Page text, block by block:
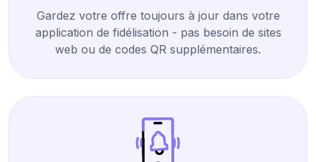
Gardez votre offre toujours à jour dans votre
application de fidélisation - pas besoin de sites
web ou de codes QR supplémentaires.